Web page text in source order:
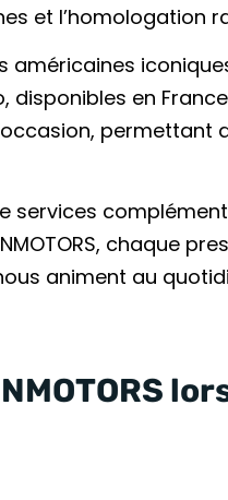
et l’homologation
américaines
en
chaque
animent au